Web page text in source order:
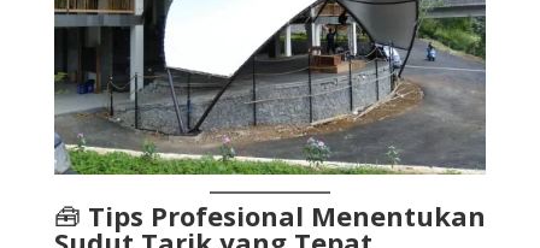
🧰 Tips Profesional Menentukan